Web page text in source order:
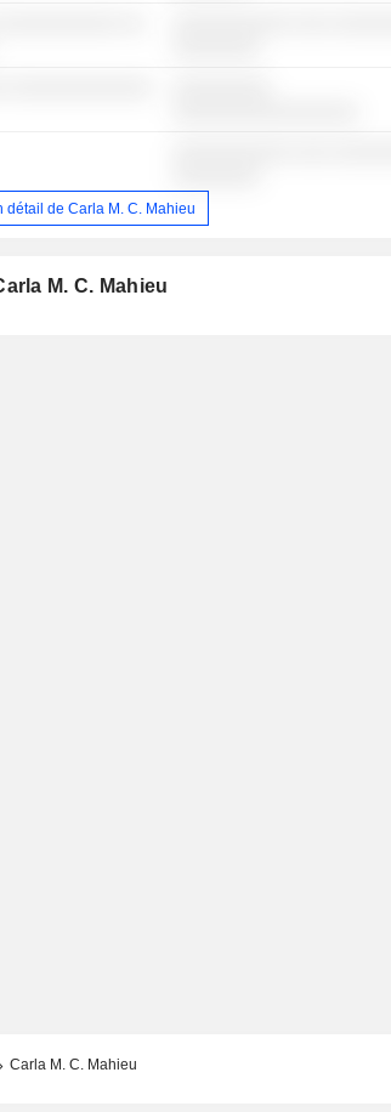
détail de Carla M. C. Mahieu
M. C. Mahieu
Carla M. C. Mahieu